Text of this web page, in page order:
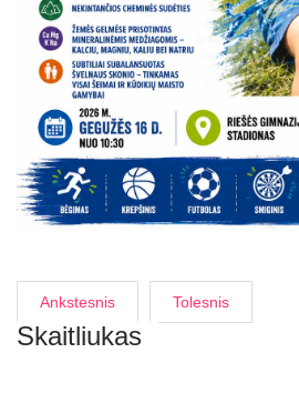
Ankstesnis Tolesnis
Skaitliukas